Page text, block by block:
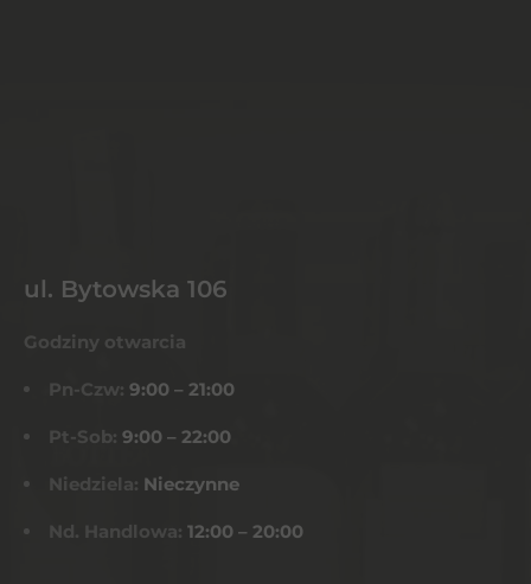
ul. Bytowska 106
Godziny otwarcia
Pn-Czw: 9:00 – 21:00
Pt-Sob: 9:00 – 22:00
Niedziela: Nieczynne
Nd. Handlowa: 12:00 – 20:00